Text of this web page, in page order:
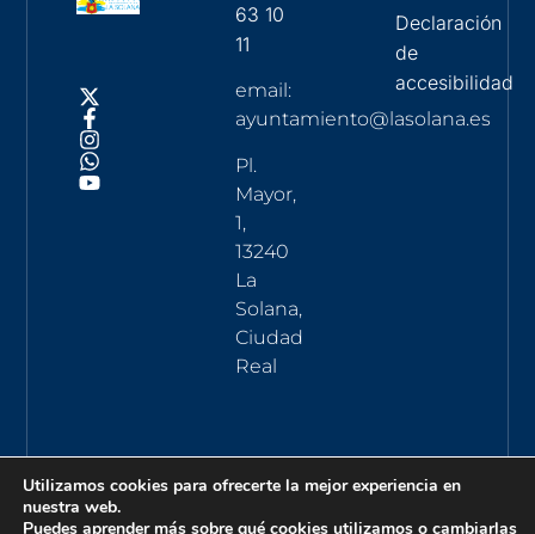
63 10
11
email:
ayuntamiento@lasolana.es
Pl.
Mayor,
1,
13240
La
Solana,
Ciudad
Real
Declaración
de
accesibilidad
Utilizamos cookies para ofrecerte la mejor experiencia en
nuestra web.
Puedes aprender más sobre qué cookies utilizamos o cambiarlas